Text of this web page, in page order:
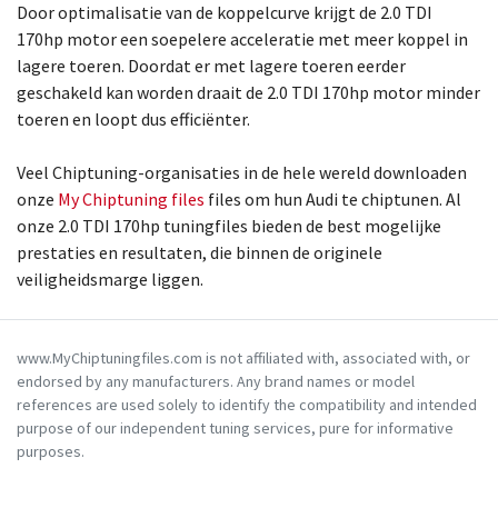
Door optimalisatie van de koppelcurve krijgt de 2.0 TDI
170hp motor een soepelere acceleratie met meer koppel in
lagere toeren. Doordat er met lagere toeren eerder
geschakeld kan worden draait de 2.0 TDI 170hp motor minder
toeren en loopt dus efficiënter.
Veel Chiptuning-organisaties in de hele wereld downloaden
onze My Chiptuning files files om hun Audi te chiptunen. Al
onze 2.0 TDI 170hp tuningfiles bieden de best mogelijke
prestaties en resultaten, die binnen de originele
veiligheidsmarge liggen.
www.MyChiptuningfiles.com is not affiliated with, associated with, or
endorsed by any manufacturers. Any brand names or model
references are used solely to identify the compatibility and intended
purpose of our independent tuning services, pure for informative
purposes.